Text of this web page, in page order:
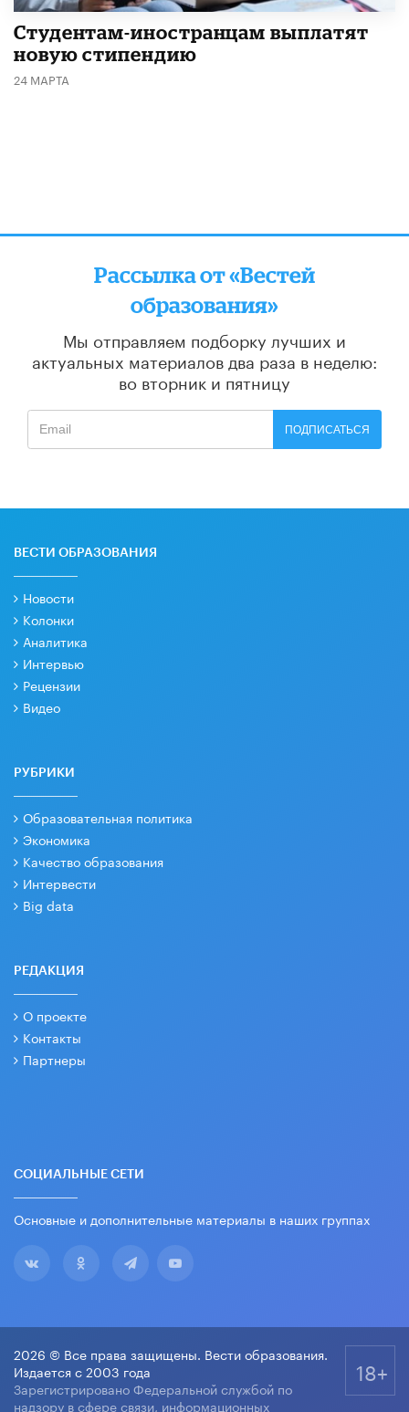
Студентам-иностранцам выплатят
новую стипендию
24 МАРТА
Рассылка от «Вестей
образования»
Мы отправляем подборку лучших и
актуальных материалов два раза в неделю:
во вторник и пятницу
ПОДПИСАТЬСЯ
ВЕСТИ ОБРАЗОВАНИЯ
Новости
Колонки
Аналитика
Интервью
Рецензии
Видео
РУБРИКИ
Образовательная политика
Экономика
Качество образования
Интервести
Big data
РЕДАКЦИЯ
О проекте
Контакты
Партнеры
СОЦИАЛЬНЫЕ СЕТИ
Основные и дополнительные материалы в наших группах
2026 © Все права защищены. Вести образования.
Издается с 2003 года
Зарегистрировано Федеральной службой по
надзору в сфере связи, информационных
18+